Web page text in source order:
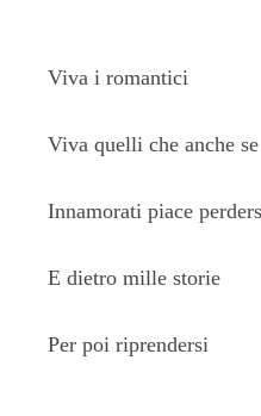
Viva i romantici
Viva quelli che anche se
Innamorati piace
E dietro mille storie
Per poi riprendersi